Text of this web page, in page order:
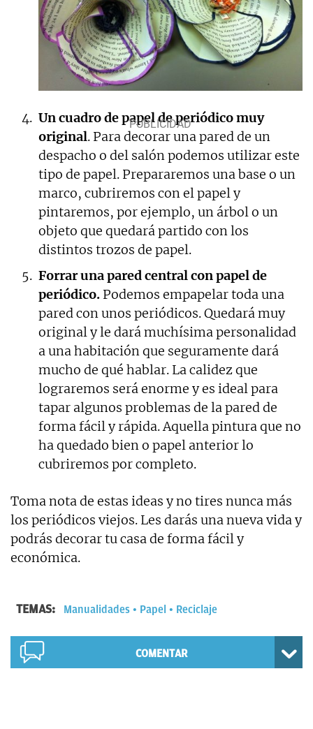
Un cuadro de papel de periódico muy
original. Para decorar una pared de un
despacho o del salón podemos utilizar este
tipo de papel. Prepararemos una base o un
marco, cubriremos con el papel y
pintaremos, por ejemplo, un árbol o un
objeto que quedará partido con los
distintos trozos de papel.
Forrar una pared central con papel de
periódico. Podemos empapelar toda una
pared con unos periódicos. Quedará muy
original y le dará muchísima personalidad
a una habitación que seguramente dará
mucho de qué hablar. La calidez que
lograremos será enorme y es ideal para
tapar algunos problemas de la pared de
forma fácil y rápida. Aquella pintura que no
ha quedado bien o papel anterior lo
cubriremos por completo.
Toma nota de estas ideas y no tires nunca más
los periódicos viejos. Les darás una nueva vida y
podrás decorar tu casa de forma fácil y
económica.
TEMAS: Manualidades Papel Reciclaje
COMENTAR